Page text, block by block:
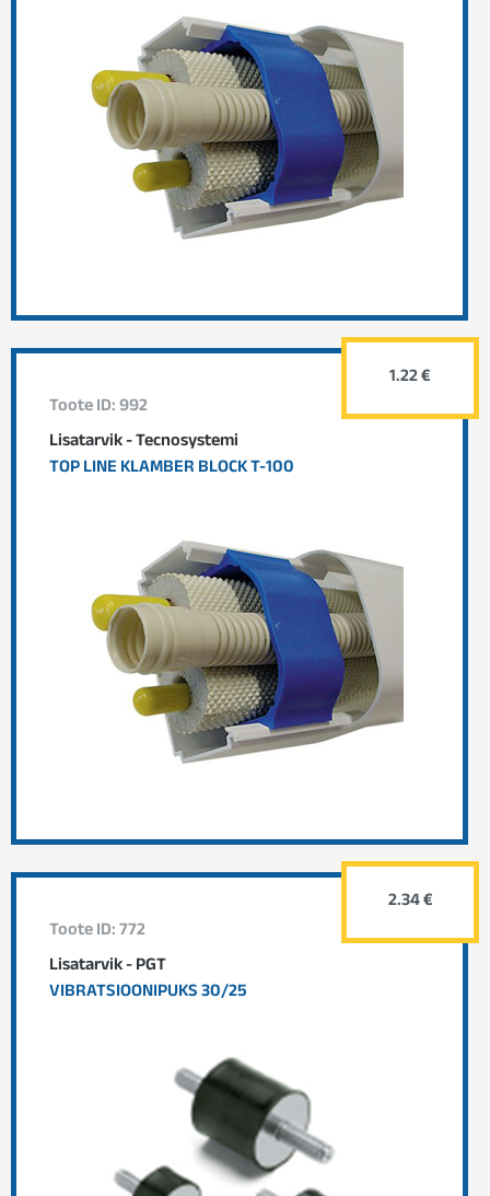
Toote ID: 992
Lisatarvik - Tecnosystemi
TOP LINE KLAMBER BLOCK T-100
1.22 €
Toote ID: 772
Lisatarvik - PGT
VIBRATSIOONIPUKS 30/25
2.34 €